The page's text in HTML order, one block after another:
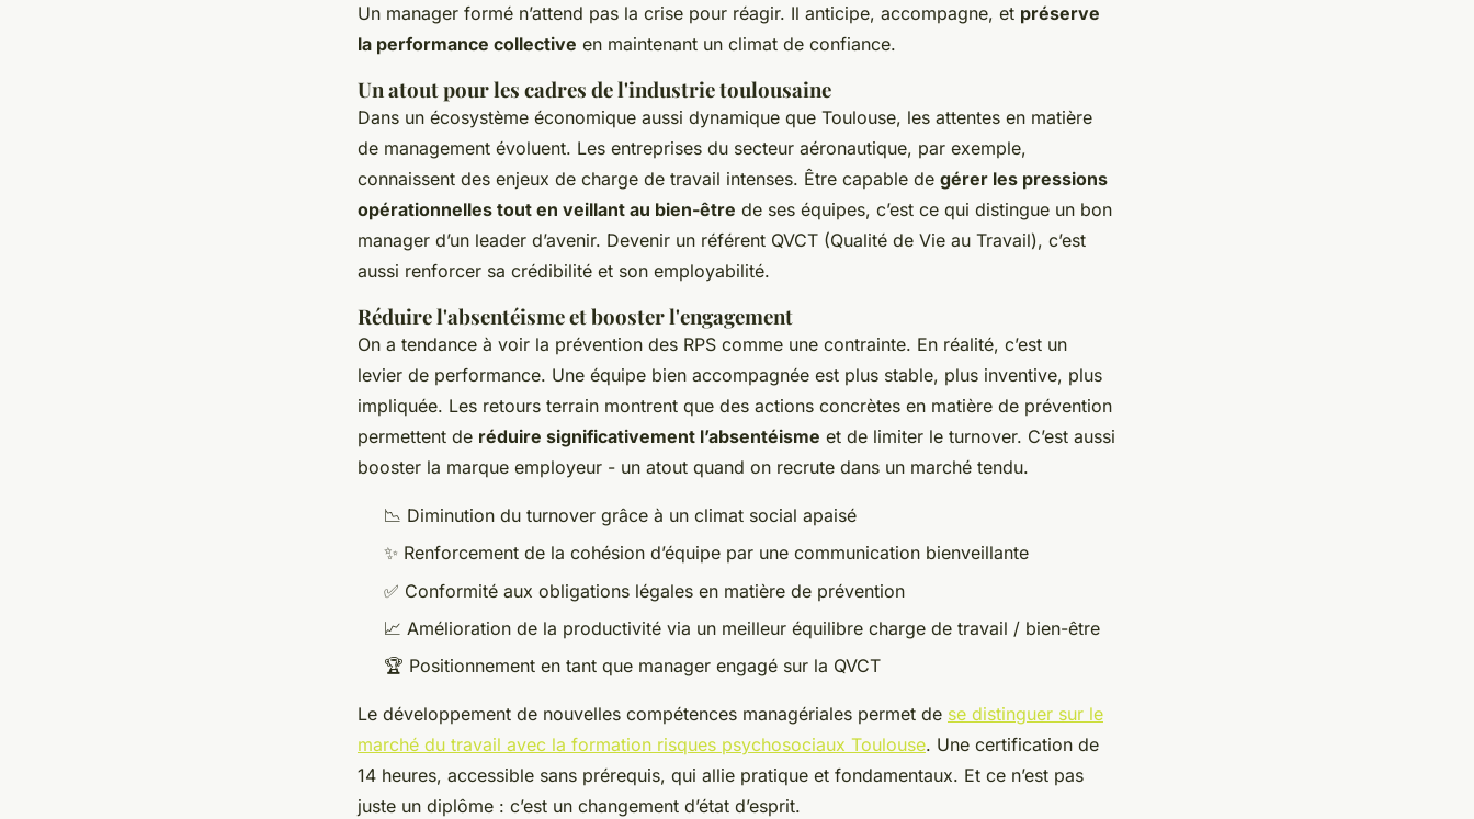
Un manager formé n’attend pas la crise pour réagir. Il anticipe, accompagne, et préserve
la performance collective en maintenant un climat de confiance.
Un atout pour les cadres de l'industrie toulousaine
Dans un écosystème économique aussi dynamique que Toulouse, les attentes en matière
de management évoluent. Les entreprises du secteur aéronautique, par exemple,
connaissent des enjeux de charge de travail intenses. Être capable de gérer les pressions
opérationnelles tout en veillant au bien-être de ses équipes, c’est ce qui distingue un bon
manager d’un leader d’avenir. Devenir un référent QVCT (Qualité de Vie au Travail), c’est
aussi renforcer sa crédibilité et son employabilité.
Réduire l'absentéisme et booster l'engagement
On a tendance à voir la prévention des RPS comme une contrainte. En réalité, c’est un
levier de performance. Une équipe bien accompagnée est plus stable, plus inventive, plus
impliquée. Les retours terrain montrent que des actions concrètes en matière de prévention
permettent de réduire significativement l’absentéisme et de limiter le turnover. C’est aussi
booster la marque employeur - un atout quand on recrute dans un marché tendu.
📉 Diminution du turnover grâce à un climat social apaisé
✨ Renforcement de la cohésion d’équipe par une communication bienveillante
✅ Conformité aux obligations légales en matière de prévention
📈 Amélioration de la productivité via un meilleur équilibre charge de travail / bien-être
🏆 Positionnement en tant que manager engagé sur la QVCT
Le développement de nouvelles compétences managériales permet de se distinguer sur le
marché du travail avec la formation risques psychosociaux Toulouse. Une certification de
14 heures, accessible sans prérequis, qui allie pratique et fondamentaux. Et ce n’est pas
juste un diplôme : c’est un changement d’état d’esprit.